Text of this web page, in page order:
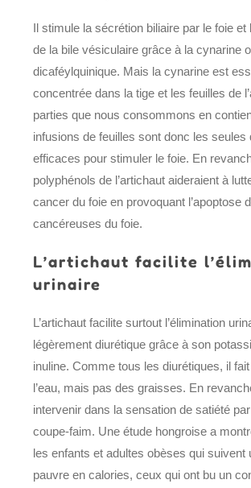
Il stimule la sécrétion biliaire par le foie et
de la bile vésiculaire grâce à la cynarine
dicaféylquinique. Mais la cynarine est
concentrée dans la tige et les feuilles de
parties que nous consommons en
infusions de feuilles sont donc les seules
efficaces pour stimuler le foie. En
polyphénols de l’artichaut aideraient à
cancer du foie en provoquant l’apoptose
cancéreuses du foie.
L’artichaut facilite
urinaire
L’artichaut facilite surtout l’élimination
légèrement diurétique grâce à son
inuline. Comme tous les diurétiques, il
l’eau, mais pas des graisses. En
intervenir dans la sensation de satiété
coupe-faim. Une étude hongroise a
les enfants et adultes obèses qui suivent
pauvre en calories, ceux qui ont bu un